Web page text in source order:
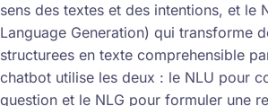
sens des textes et des intentions, et le
Language Generation) qui transforme
structurees en texte comprehensible
chatbot utilise les deux : le NLU pour
question et le NLG pour formuler une